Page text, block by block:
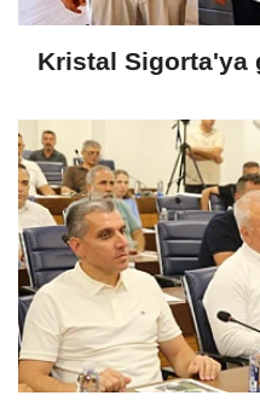
Kristal Sigorta'ya